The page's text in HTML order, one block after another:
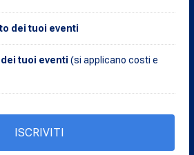
dei tuoi eventi
tuoi eventi (si applicano costi e
ISCRIVITI